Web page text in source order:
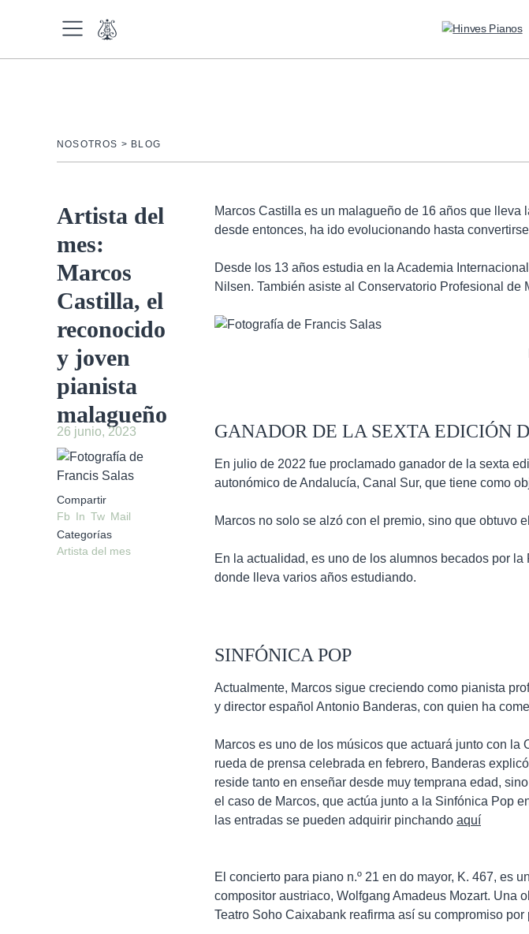
NUEVOS
OUTLET
REESTRENO
ALQUILER CON OPCIÓN A
COMPRA
ALQUILER
TRANSPORTE
NOSOTROS > BLOG
Artista del
mes:
Marcos
Castilla, el
reconocido
y joven
pianista
malagueño
26 junio, 2023
Compartir
Fb In Tw Mail
Categorías
Artista del mes
Marcos Castilla es un malagueño de 16 años que
desde entonces, ha ido evolucionando hasta
Desde los 13 años estudia en la Academia
Nilsen. También asiste al Conservatorio Profesional
GANADOR DE LA SEXTA EDICIÓN
En julio de 2022 fue proclamado ganador de la sexta
autonómico de Andalucía, Canal Sur, que tiene como
Marcos no solo se alzó con el premio, sino que obtuvo
En la actualidad, es uno de los alumnos becados por
donde lleva varios años estudiando.
SINFÓNICA POP
Actualmente, Marcos sigue creciendo como pianista
y director español Antonio Banderas, con quien ha
Marcos es uno de los músicos que actuará junto con
rueda de prensa celebrada en febrero, Banderas
reside tanto en enseñar desde muy temprana edad,
el caso de Marcos, que actúa junto a la Sinfónica Pop
las entradas se pueden adquirir pinchando aquí
El concierto para piano n.º 21 en do mayor, K. 467, es
compositor austriaco, Wolfgang Amadeus Mozart. Una
Teatro Soho Caixabank reafirma así su compromiso